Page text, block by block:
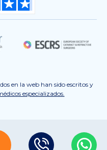
en la web han sido escritos y
especializados.